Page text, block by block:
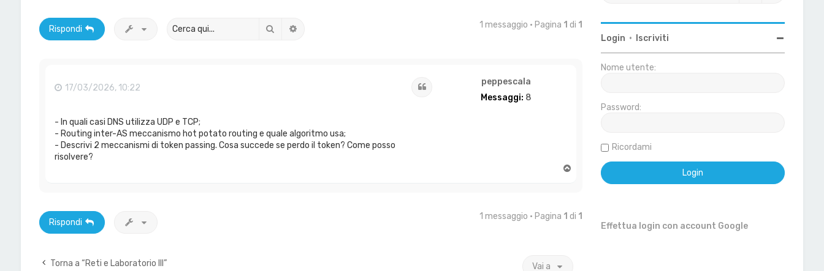
Rispondi Cerca 1 messaggio • Pagina 1 di 1
peppescala
Messaggi: 8
17/03/2026, 10:22
- In quali casi DNS utilizza UDP e TCP;
- Routing inter-AS meccanismo hot potato routing e quale algoritmo usa;
- Descrivi 2 meccanismi di token passing. Cosa succede se perdo il token? Come posso
risolvere?
Rispondi
1 messaggio • Pagina 1 di 1
Torna a “Reti e Laboratorio III” Vai a
Login • Iscriviti
Nome utente:
Password:
Ricordami
Effettua login con account Google